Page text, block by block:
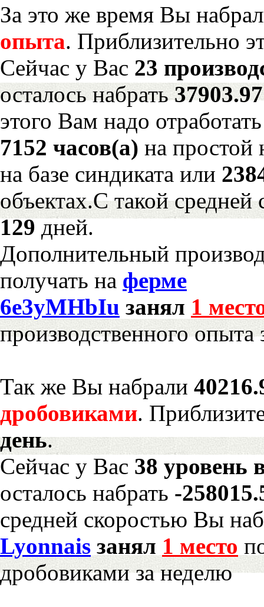
За это же время Вы
опыта. Приблизительно
Сейчас у Вас 23
осталось набрать
этого Вам надо отработать
7152 часов(а) на
на базе синдиката или
объектах.С такой средней
129дней.
Дополнительный
получать на ферме
6e3yMHbIu занял 1
производственного опыта
Так же Вы набрали
дробовиками.
день.
Сейчас у Вас 38 уровень
осталось набрать -
средней скоростью Вы
Lyonnais занял 1 место
дробовиками за неделю